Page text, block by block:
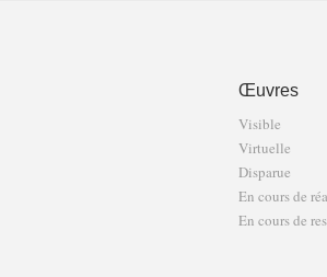
Œuvres
Visible
Virtuelle
Disparue
En cours de
En cours de